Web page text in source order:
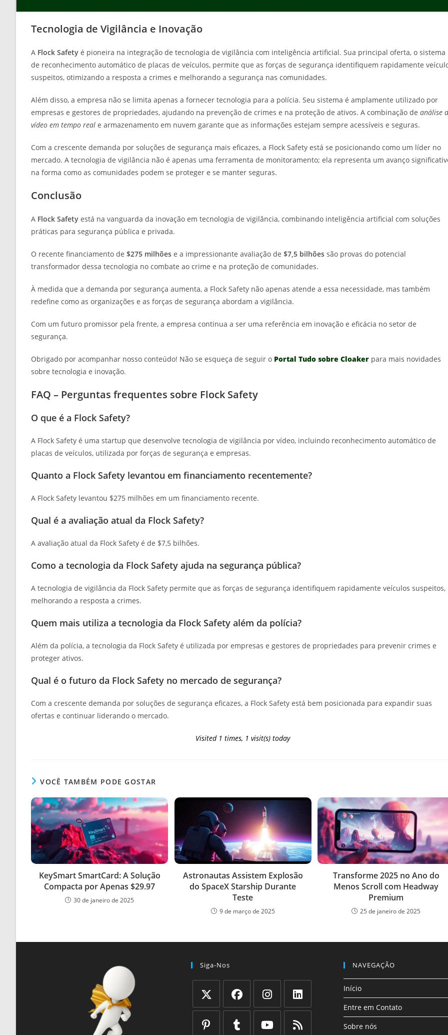
Tecnologia de Vigilância e Inovação
A Flock Safety é pioneira na integração de tecnologia de vigilância com inteligência artificial. Sua principal oferta, o sistema
de reconhecimento automático de placas de veículos, permite que as forças de segurança identifiquem rapidamente
suspeitos, otimizando a resposta a crimes e melhorando a segurança nas comunidades.
Além disso, a empresa não se limita apenas a fornecer tecnologia para a polícia. Seu sistema é amplamente utilizado por
empresas e gestores de propriedades, ajudando na prevenção de crimes e na proteção de ativos. A combinação de análise
vídeo em tempo real e armazenamento em nuvem garante que as informações estejam sempre acessíveis e seguras.
Com a crescente demanda por soluções de segurança mais eficazes, a Flock Safety está se posicionando como um líder no
mercado. A tecnologia de vigilância não é apenas uma ferramenta de monitoramento; ela representa um avanço
na forma como as comunidades podem se proteger e se manter seguras.
Conclusão
A Flock Safety está na vanguarda da inovação em tecnologia de vigilância, combinando inteligência artificial com soluções
práticas para segurança pública e privada.
O recente financiamento de $275 milhões e a impressionante avaliação de $7,5 bilhões são provas do potencial
transformador dessa tecnologia no combate ao crime e na proteção de comunidades.
À medida que a demanda por segurança aumenta, a Flock Safety não apenas atende a essa necessidade, mas também
redefine como as organizações e as forças de segurança abordam a vigilância.
Com um futuro promissor pela frente, a empresa continua a ser uma referência em inovação e eficácia no setor de
segurança.
Obrigado por acompanhar nosso conteúdo! Não se esqueça de seguir o Portal Tudo sobre Cloaker para mais novidades
sobre tecnologia e inovação.
FAQ – Perguntas frequentes sobre Flock Safety
O que é a Flock Safety?
A Flock Safety é uma startup que desenvolve tecnologia de vigilância por vídeo, incluindo reconhecimento automático de
placas de veículos, utilizada por forças de segurança e empresas.
Quanto a Flock Safety levantou em financiamento recentemente?
A Flock Safety levantou $275 milhões em um financiamento recente.
Qual é a avaliação atual da Flock Safety?
A avaliação atual da Flock Safety é de $7,5 bilhões.
Como a tecnologia da Flock Safety ajuda na segurança pública?
A tecnologia de vigilância da Flock Safety permite que as forças de segurança identifiquem rapidamente veículos suspeitos,
melhorando a resposta a crimes.
Quem mais utiliza a tecnologia da Flock Safety além da polícia?
Além da polícia, a tecnologia da Flock Safety é utilizada por empresas e gestores de propriedades para prevenir crimes e
proteger ativos.
Qual é o futuro da Flock Safety no mercado de segurança?
Com a crescente demanda por soluções de segurança eficazes, a Flock Safety está bem posicionada para expandir suas
ofertas e continuar liderando o mercado.
Visited 1 times, 1 visit(s) today
VOCÊ TAMBÉM PODE GOSTAR
KeySmart SmartCard: A Solução
Compacta por Apenas $29.97
30 de janeiro de 2025
Astronautas Assistem Explosão
do SpaceX Starship Durante
Teste
9 de março de 2025
Transforme 2025 no Ano do
Menos Scroll com Headway
Premium
25 de janeiro de 2025
Siga-Nos
Abre
em
Abre
Abre
em
Abre
em
NAVEGAÇÃO
Início
Entre em Contato
Sobre nós